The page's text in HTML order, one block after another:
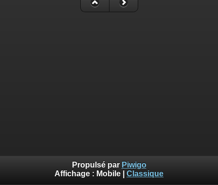
Propulsé par Piwigo
Affichage : Mobile Classique